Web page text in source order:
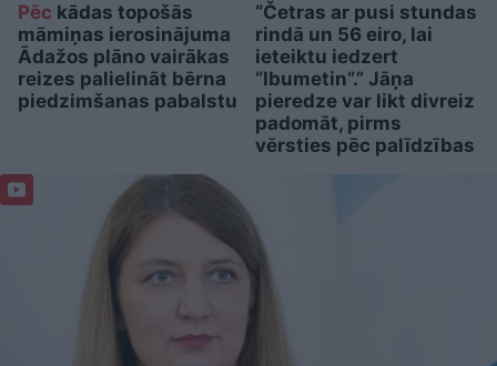
Pēc kādas topošās
māmiņas ierosinājuma
Ādažos plāno vairākas
reizes palielināt bērna
piedzimšanas pabalstu
“Četras ar pusi stundas
rindā un 56 eiro, lai
ieteiktu iedzert
“Ibumetin”.” Jāņa
pieredze var likt divreiz
padomāt, pirms
vērsties pēc palīdzības